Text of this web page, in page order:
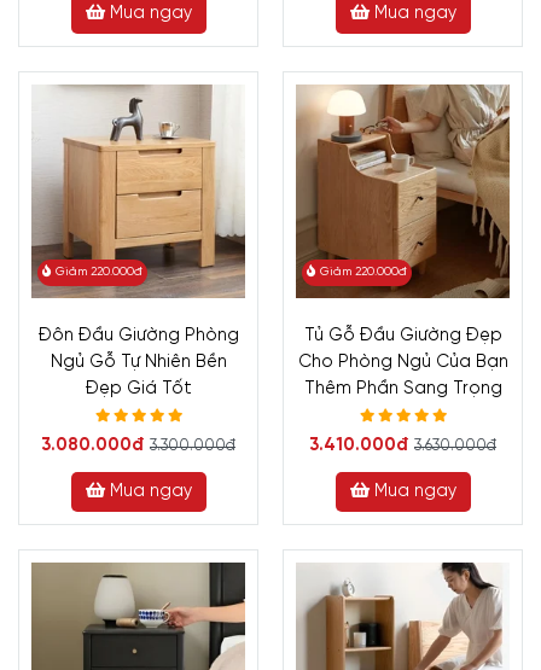
Mua ngay Mua ngay
Giảm 220.000đ
Đôn Đầu Giường Phòng
Ngủ Gỗ Tự Nhiên Bền
Đẹp Giá Tốt
3.080.000đ 3.300.000đ
Mua ngay
Giảm 220.000đ
Tủ Gỗ Đầu Giường Đẹp
Cho Phòng Ngủ Của Bạn
Thêm Phần Sang Trọng
3.410.000đ 3.630.000đ
Mua ngay